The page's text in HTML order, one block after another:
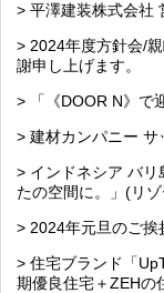
> 平澤建装株式会社
> 2024年度方針会/
謝申し上げます。
> 「《DOOR N》で
> 建材カンパニー
> インドネシア バ
たの空間に。」(リ
> 2024年元旦のご挨
> 住宅ブランド「
期優良住宅＋ZEHの